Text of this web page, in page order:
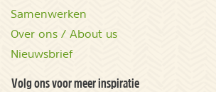
Samenwerken
Over ons / About us
Nieuwsbrief
Volg ons voor meer inspiratie